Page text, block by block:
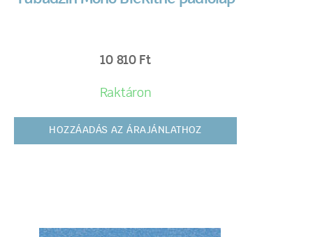
10 810 Ft
Raktáron
HOZZÁADÁS AZ ÁRAJÁNLATHOZ